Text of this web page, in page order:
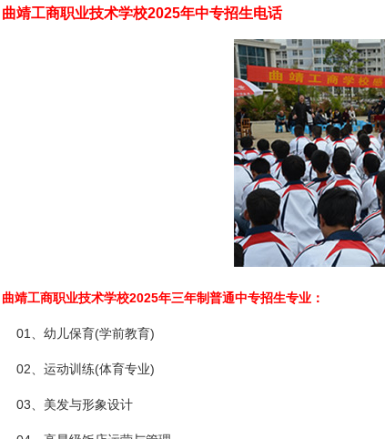
曲靖工商职业技术学校2025年中专招生电话
曲靖工商职业技术学校2025年三年制普通中专招生专业：
01、幼儿保育(学前教育)
02、运动训练(体育专业)
03、美发与形象设计